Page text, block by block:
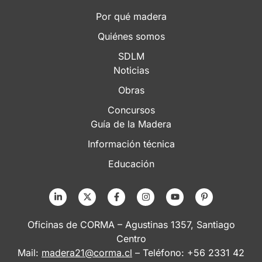
Por qué madera
Quiénes somos
SDLM
Noticias
Obras
Concursos
Guía de la Madera
Información técnica
Educación
Oficinas de CORMA – Agustinas 1357, Santiago
Centro
Mail: madera21@corma.cl – Teléfono: +56 2331 42